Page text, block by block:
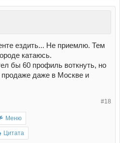
ездить... Не приемлю. Тем
катаюсь.
бы 60 профиль воткнуть, но
даже в Москве и
#18
Меню
Цитата